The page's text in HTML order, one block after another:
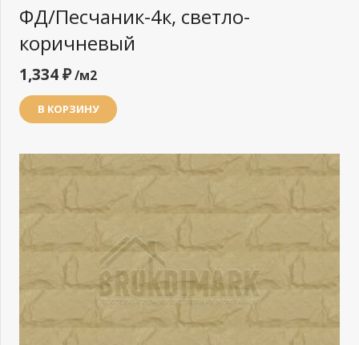
ФД/Песчаник-4к, светло-
коричневый
1,334₽/м2
В КОРЗИНУ